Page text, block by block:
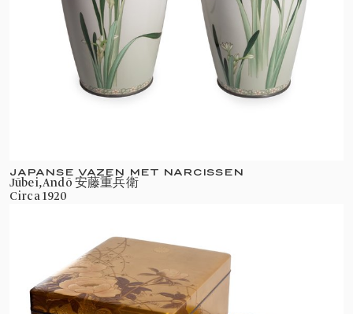
Amsterdam de collectiepresentatie
‘Nederland en Japan. Door de tijd
mooiste Japanse stukken uit de
Koninklijke Verzamelingen
samengebracht.
JAPANSE VAZEN MET NARCISSEN
Jūbei, Andō 安藤重兵衛
circa 1920